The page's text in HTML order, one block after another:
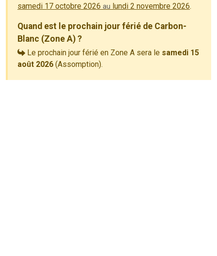
samedi 17 octobre 2026 au lundi 2 novembre 2026.
Quand est le prochain jour férié de Carbon-
Blanc (Zone A) ?
Le prochain jour férié en Zone A sera le samedi 15
août 2026 (Assomption).